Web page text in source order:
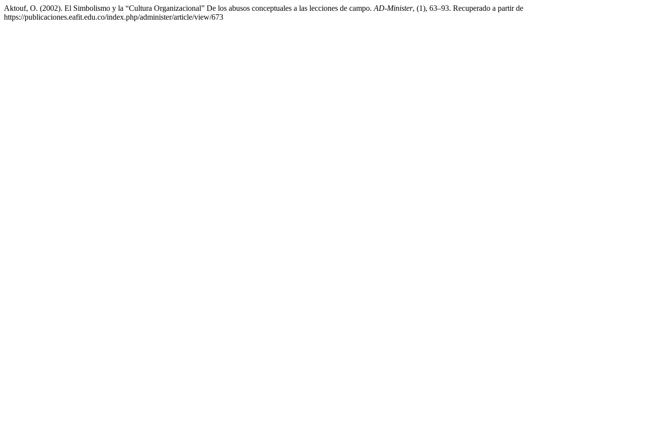
Aktouf, O. (2002). El Simbolismo y la “Cultura Organizacional” De los abusos conceptuales a las lecciones de campo. AD-Minister, (1), 63–93. Recuperado a partir de
https://publicaciones.eafit.edu.co/index.php/administer/article/view/673